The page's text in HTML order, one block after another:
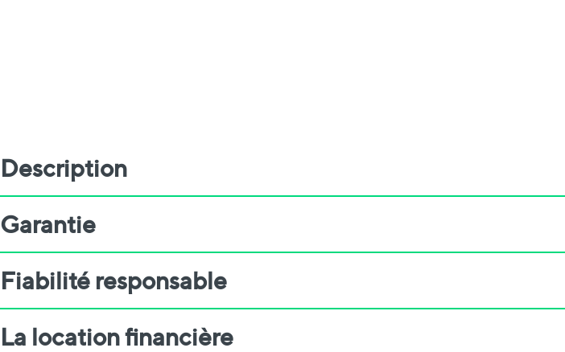
Description
Garantie
Fiabilité responsable
La location financière